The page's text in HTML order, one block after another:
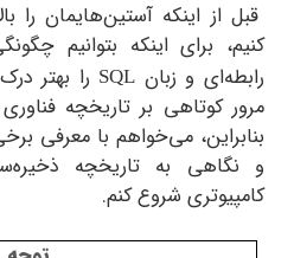
اینکه آستین‌هایمان را بالا
برای اینکه بتوانیم چگونگی
و زبان SQLرا بهتر درک کنیم،
کوتاهی بر تاریخچه فناوری پایگاه
می‌خواهم با معرفی برخی
به تاریخچه ذخیره‌سازی و
شروع کنم.